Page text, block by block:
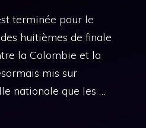
terminée pour le
huitièmes de finale
la Colombie et la
mis sur
nationale que les …